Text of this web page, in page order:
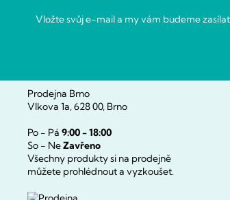
Vložte svůj e-mail a my vám budeme
Prodejna Brno
Vlkova 1a, 628 00, Brno
Po - Pá 9:00 - 18:00
So - NeZavřeno
Všechny produkty si na prodejně
můžete prohlédnout a vyzkoušet.